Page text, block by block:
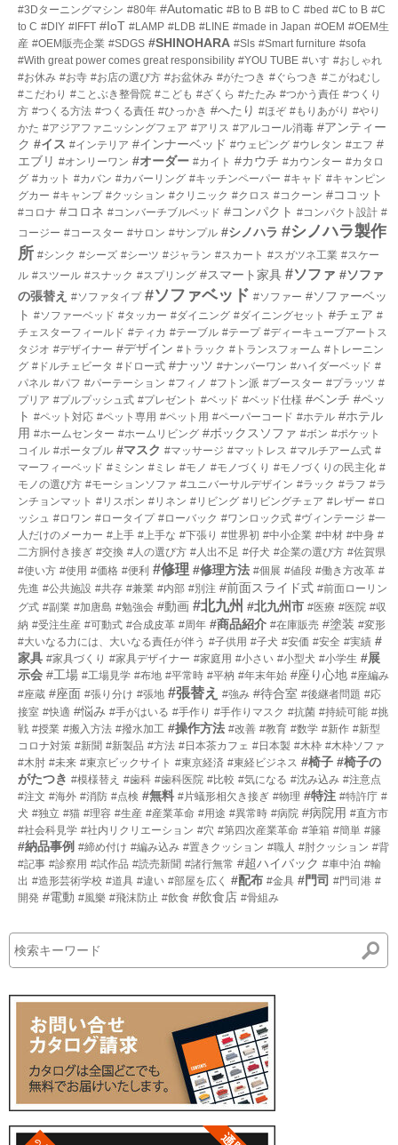
数
#3Dターニングマシン #80年 #Automatic #B to B #B to C #bed #C to B #C
to C #DIY #IFFT #IoT #LAMP #LDB #LINE #made in Japan #OEM #OEM生
産 #OEM販売企業 #SDGS #SHINOHARA #Sls #Smart furniture #sofa
#With great power comes great responsibility #YOU TUBE #いす #おしゃれ
#お休み #お寺 #お店の選び方 #お盆休み #がたつき #ぐらつき #こがねむし
#こだわり #ことぶき整骨院 #こども #ざくら #たたみ #つかう責任 #つくり
方 #つくる方法 #つくる責任 #ひっかき #へたり #ほぞ #もりあがり #やり
かた #アジアファニッシングフェア #アリス #アルコール消毒 #アンティー
ク #イス #インテリア #インナーベッド #ウェピング #ウレタン #エフ #
エブリ #オンリーワン #オーダー #カイト #カウチ #カウンター #カタロ
グ #カット #カバン #カバーリング #キッチンペーパー #キャド #キャンピン
グカー #キャンプ #クッション #クリニック #クロス #コクーン #ココット
#コロナ #コロネ #コンバーチブルベッド #コンパクト #コンパクト設計 #
コージー #コースター #サロン #サンプル #シノハラ #シノハラ製作
所 #シンク #シーズ #シーツ #ジャラン #スカート #スガツネ工業 #スケー
ル #スツール #スナック #スプリング #スマート家具 #ソファ #ソファ
の張替え #ソファタイプ #ソファベッド #ソファー #ソファーベッ
ト #ソファーベッド #タッカー #ダイニング #ダイニングセット #チェア #
チェスターフィールド #ティカ #テーブル #テープ #ディーキューブアートス
タジオ #デザイナー #デザイン #トラック #トランスフォーム #トレーニン
グ #ドルチェビータ #ドロー式 #ナッツ #ナンバーワン #ハイダーベッド #
パネル #パフ #パーテーション #フィノ #フトン派 #ブースター #プラッツ #
プリア #プルプッシュ式 #プレゼント #ベッド #ベッド仕様 #ベンチ #ペッ
ト #ペット対応 #ペット専用 #ペット用 #ペーパーコード #ホテル #ホテル
用 #ホームセンター #ホームリビング #ボックスソファ #ボン #ポケット
コイル #ポータブル #マスク #マッサージ #マットレス #マルチアーム式 #
マーフィーベッド #ミシン #ミレ #モノ #モノづくり #モノづくりの民主化 #
モノの選び方 #モーションソファ #ユニバーサルデザイン #ラック #ラフ #ラ
ンチョンマット #リスボン #リネン #リビング #リビングチェア #レザー #ロ
ッシュ #ロワン #ロータイプ #ローバック #ワンロック式 #ヴィンテージ #一
人だけのメーカー #上手 #上手な #下張り #世界初 #中小企業 #中材 #中身 #
二方胴付き接ぎ #交換 #人の選び方 #人出不足 #仔犬 #企業の選び方 #佐賀県
#使い方 #使用 #価格 #便利 #修理 #修理方法 #個展 #値段 #働き方改革 #
先進 #公共施設 #共存 #兼業 #内部 #別注 #前面スライド式 #前面ローリン
グ式 #副業 #加唐島 #勉強会 #動画 #北九州 #北九州市 #医療 #医院 #収
納 #受注生産 #可動式 #合成皮革 #周年 #商品紹介 #在庫販売 #塗装 #変形
#大いなる力には、大いなる責任が伴う #子供用 #子犬 #安価 #安全 #実績 #
家具 #家具づくり #家具デザイナー #家庭用 #小さい #小型犬 #小学生 #展
示会 #工場 #工場見学 #布地 #平常時 #平枘 #年末年始 #座り心地 #座編み
#座蔵 #座面 #張り分け #張地 #張替え #強み #待合室 #後継者問題 #応
接室 #快適 #悩み #手がはいる #手作り #手作りマスク #抗菌 #持続可能 #挑
戦 #授業 #搬入方法 #撥水加工 #操作方法 #改善 #教育 #数学 #新作 #新型
コロナ対策 #新聞 #新製品 #方法 #日本茶カフェ #日本製 #木枠 #木枠ソファ
#木肘 #未来 #東京ビックサイト #東京経済 #東経ビジネス #椅子 #椅子の
がたつき #模様替え #歯科 #歯科医院 #比較 #気になる #沈み込み #注意点
#注文 #海外 #消防 #点検 #無料 #片蟻形相欠き接ぎ #物理 #特注 #特許庁 #
犬 #独立 #猫 #理容 #生産 #産業革命 #用途 #異常時 #病院 #病院用 #直方市
#社会科見学 #社内リクリエーション #穴 #第四次産業革命 #筆箱 #簡単 #籐
#納品事例 #締め付け #編み込み #置きクッション #職人 #肘クッション #背
#記事 #診察用 #試作品 #読売新聞 #諸行無常 #超ハイバック #車中泊 #輸
出 #造形芸術学校 #道具 #違い #部屋を広く #配布 #金具 #門司 #門司港 #
開発 #電動 #風樂 #飛沫防止 #飲食 #飲食店 #骨組み